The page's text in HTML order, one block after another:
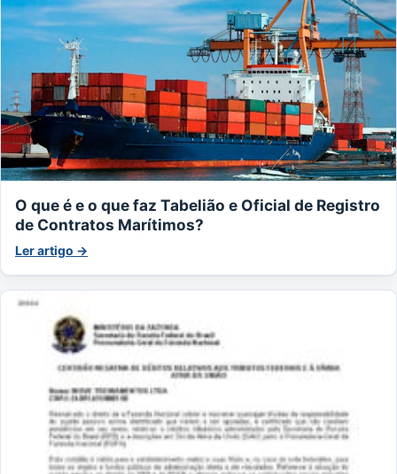
O que é e o que faz Tabelião e Oficial de Registro
de Contratos Marítimos?
Ler artigo →